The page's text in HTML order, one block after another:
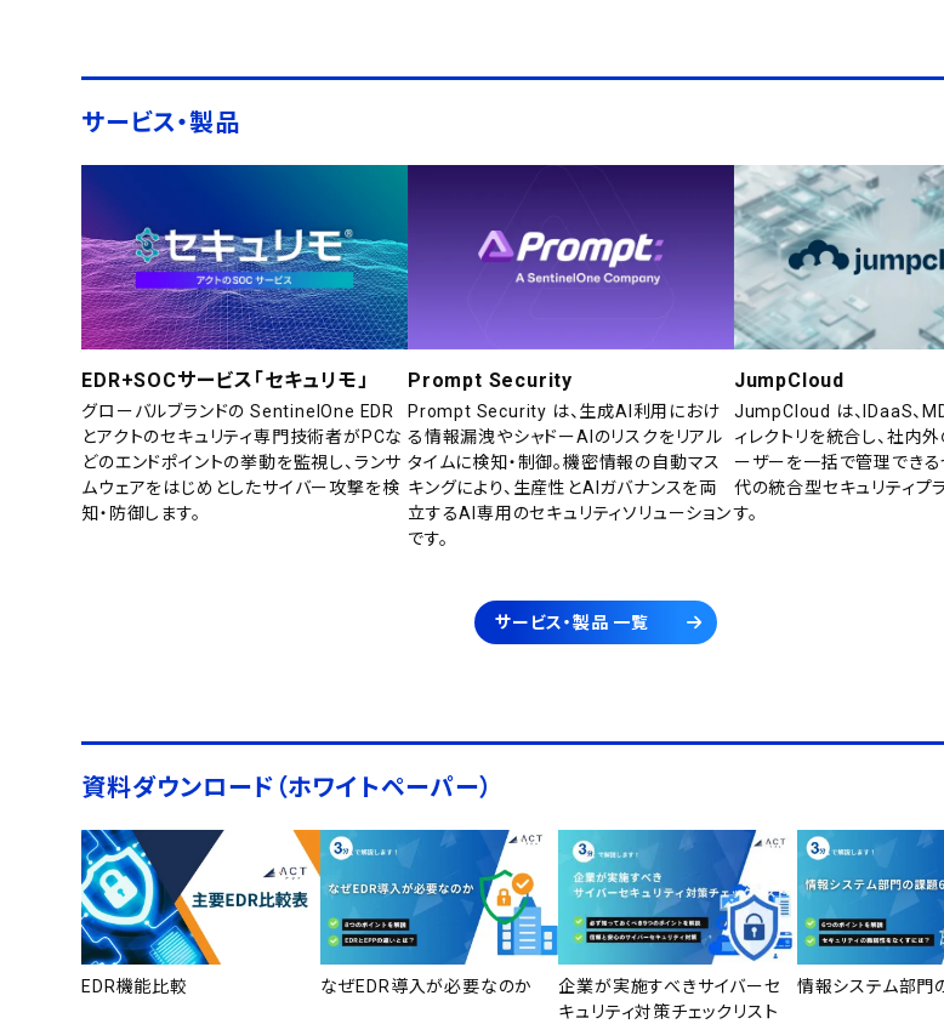
サービス・製品
EDR+SOCサービス「セキュリモ」
グローバルブランドの SentinelOne EDR
とアクトのセキュリティ専門技術者がPCな
どのエンドポイントの挙動を監視し、ランサ
ムウェアをはじめとしたサイバー攻撃を検
知・防御します。
Prompt Security
Prompt Security は、生成AI利用におけ
る情報漏洩やシャドーAIのリスクをリアル
タイムに検知・制御。機密情報の自動マス
キングにより、生産性とAIガバナンスを両
立するAI専用のセキュリティソリューション
です。
JumpCloud
JumpCloud は、IDaaS、
ィレクトリを統合し、社内
ーザーを一括で管理できる
代の統合型セキュリティプ
す。
サービス・製品 一覧
資料ダウンロード（ホワイトペーパー）
EDR機能比較 なぜEDR導入が必要なのか
企業が実施すべきサイバーセ
キュリティ対策チェックリスト
情報システム部門